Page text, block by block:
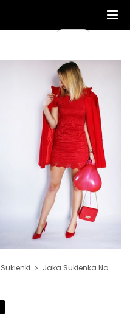
Sukienki
Jaka Sukienka Na